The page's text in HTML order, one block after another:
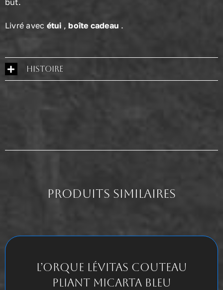
but.
Livré avec étui ,boîte cadeau .
Histoire
produits similaires
L’Orque Lévitas Couteau
pliant micarta bleu